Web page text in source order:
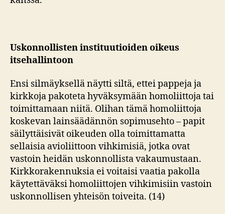
Uskonnollisten instituutioiden oikeus
itsehallintoon
Ensi silmäyksellä näytti siltä, ettei pappeja ja
kirkkoja pakoteta hyväksymään homoliittoja tai
toimittamaan niitä. Olihan tämä homoliittoja
koskevan lainsäädännön sopimusehto – papit
säilyttäisivät oikeuden olla toimittamatta
sellaisia avioliittoon vihkimisiä, jotka ovat
vastoin heidän uskonnollista vakaumustaan.
Kirkkorakennuksia ei voitaisi vaatia pakolla
käytettäväksi homoliittojen vihkimisiin vastoin
uskonnollisen yhteisön toiveita. (14)